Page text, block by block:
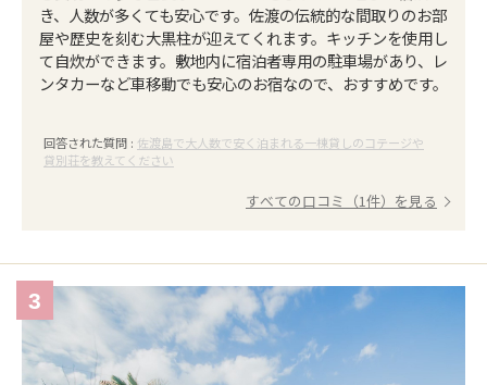
き、人数が多くても安心です。佐渡の伝統的な間取りのお部
屋や歴史を刻む大黒柱が迎えてくれます。キッチンを使用し
て自炊ができます。敷地内に宿泊者専用の駐車場があり、レ
ンタカーなど車移動でも安心のお宿なので、おすすめです。
回答された質問 : 佐渡島で大人数で安く泊まれる一棟貸しのコテージや
貸別荘を教えてください
すべての口コミ（1件）を見る
3